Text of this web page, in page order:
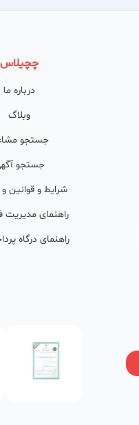
چچیلاس
درباره ما
وبلاگ
جستجو
جستجو
شرایط و قوانین
راهنمای مدیریت
راهنمای درگاه